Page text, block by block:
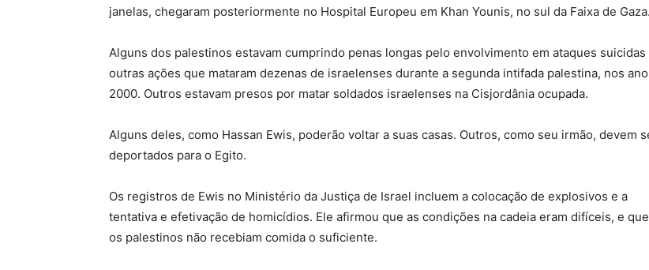
janelas, chegaram posteriormente no Hospital Europeu em Khan Younis, no sul da Faixa de Gaza.
Alguns dos palestinos estavam cumprindo penas longas pelo envolvimento em ataques suicidas
outras ações que mataram dezenas de israelenses durante a segunda intifada palestina, nos
2000. Outros estavam presos por matar soldados israelenses na Cisjordânia ocupada.
Alguns deles, como Hassan Ewis, poderão voltar a suas casas. Outros, como seu irmão, devem
deportados para o Egito.
Os registros de Ewis no Ministério da Justiça de Israel incluem a colocação de explosivos e a
tentativa e efetivação de homicídios. Ele afirmou que as condições na cadeia eram difíceis, e que
os palestinos não recebiam comida o suficiente.